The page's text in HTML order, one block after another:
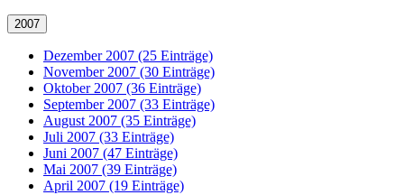
2007
Dezember 2007 (25 Einträge)
November 2007 (30 Einträge)
Oktober 2007 (36 Einträge)
September 2007 (33 Einträge)
August 2007 (35 Einträge)
Juli 2007 (33 Einträge)
Juni 2007 (47 Einträge)
Mai 2007 (39 Einträge)
April 2007 (19 Einträge)